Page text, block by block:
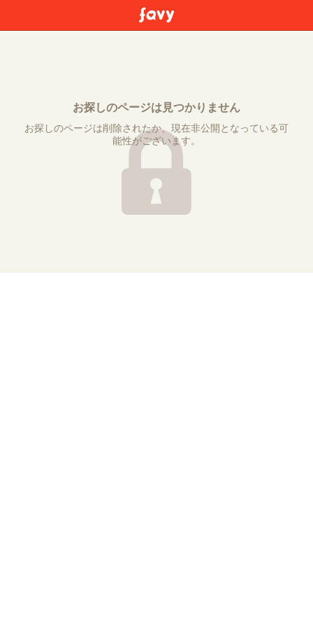
お探しのページは見つかりません
お探しのページは削除されたか、現在非公開となっている可
能性がございます。